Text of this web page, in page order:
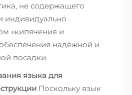
не содержащего
индивидуально
«кипячения и
надёжной и
посадки.
языка для
Поскольку язык